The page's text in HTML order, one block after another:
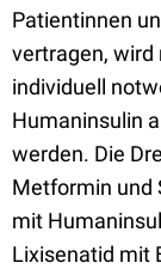
Patientinnen
vertragen, wird
individuell
Humaninsulin
werden. Die
Metformin und
mit
Lixisenatid mit